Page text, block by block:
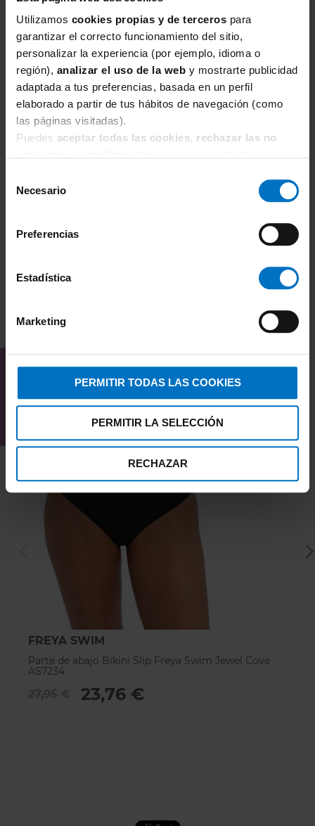
Utilizamos cookies propias y de terceros para
garantizar el correcto funcionamiento del sitio,
personalizar la experiencia (por ejemplo, idioma o
región), analizar el uso de la web y mostrarte publicidad
adaptada a tus preferencias, basada en un perfil
elaborado a partir de tus hábitos de navegación (como
las páginas visitadas).
Puedes aceptar todas las cookies, rechazar las no
Necesario
Preferencias
Estadística
Marketing
PERMITIR TODAS LAS COOKIES
PERMITIR LA SELECCIÓN
RECHAZAR
47,95 €
INTERESAR
FREYA SWIM
Parte de abajo Bikini Slip Freya Swim Jewel Cove
AS7234
23,76 €